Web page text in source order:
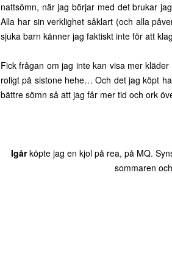
nattsömn, när jag börjar med det brukar
Alla har sin verklighet såklart (och alla
sjuka barn känner jag faktiskt inte för att
Fick frågan om jag inte kan visa mer
roligt på sistone hehe… Och det jag köpt
bättre sömn så att jag får mer tid och ork
Igårköpte jag en kjol på rea, på MQ.
sommaren